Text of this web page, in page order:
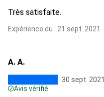
Très satisfaite.
Expérience du : 21 sept. 2021
A. A.
30 sept. 2021
Avis vérifié